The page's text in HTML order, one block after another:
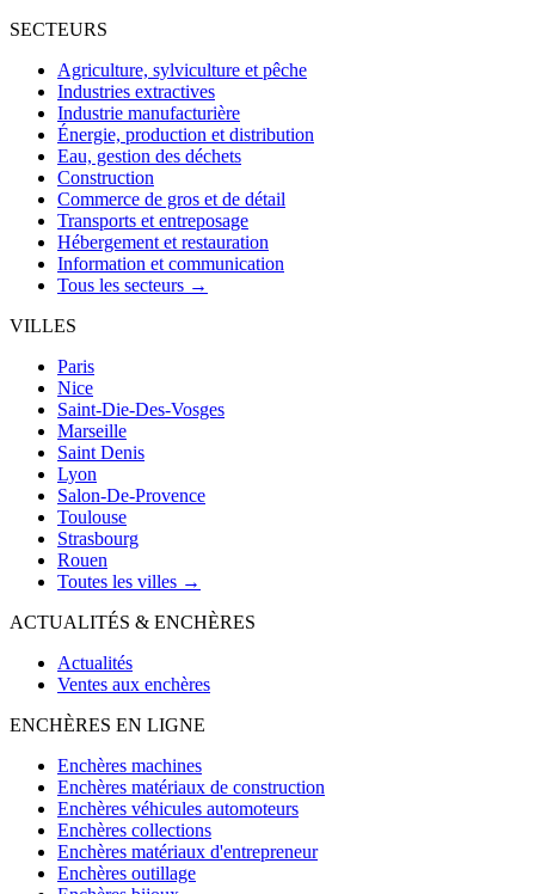
SECTEURS
Agriculture, sylviculture et pêche
Industries extractives
Industrie manufacturière
Énergie, production et distribution
Eau, gestion des déchets
Construction
Commerce de gros et de détail
Transports et entreposage
Hébergement et restauration
Information et communication
Tous les secteurs →
VILLES
Paris
Nice
Saint-Die-Des-Vosges
Marseille
Saint Denis
Lyon
Salon-De-Provence
Toulouse
Strasbourg
Rouen
Toutes les villes →
ACTUALITÉS & ENCHÈRES
Actualités
Ventes aux enchères
ENCHÈRES EN LIGNE
Enchères machines
Enchères matériaux de construction
Enchères véhicules automoteurs
Enchères collections
Enchères matériaux d'entrepreneur
Enchères outillage